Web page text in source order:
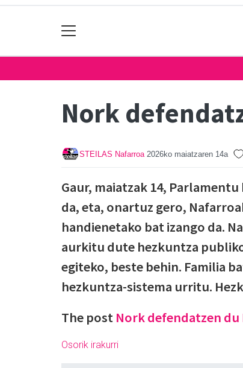
Nork
STEILAS Nafarroa 2026ko maiatzaren 14a
Gaur, maiatzak 14,
da, eta, onartuz gero,
handienetako bat izango da.
aurkitu dute hezkuntza
egiteko, beste behin. Familia
hezkuntza-sistema urritu.
The post Nork defendatzen
Osorik irakurri